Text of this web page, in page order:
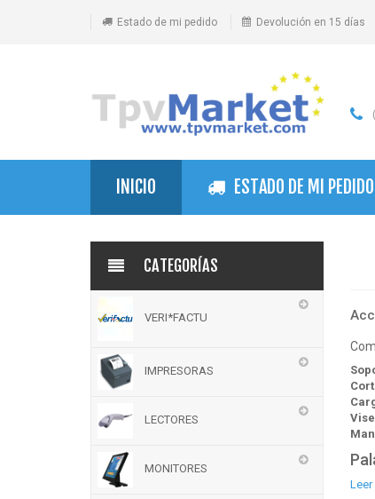
Estado de mi pedido Devolución en 15 días
INICIO ESTADO DE MI PEDIDO
Leer
CATEGORÍAS
VERI*FACTU
IMPRESORAS
LECTORES
MONITORES